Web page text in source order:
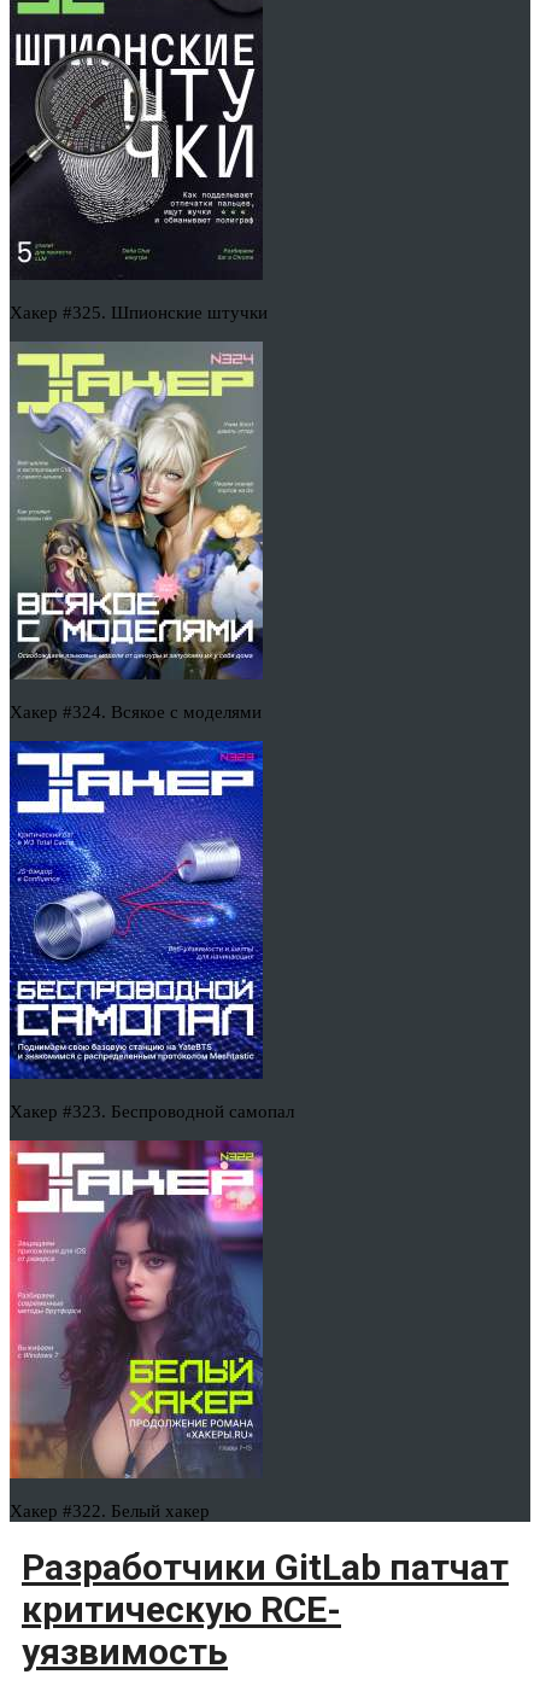
Хакер #325. Шпионские штучки
Хакер #324. Всякое с моделями
Хакер #323. Беспроводной самопал
Хакер #322. Белый хакер
Разработчики GitLab патчат
критическую RCE-
уязвимость